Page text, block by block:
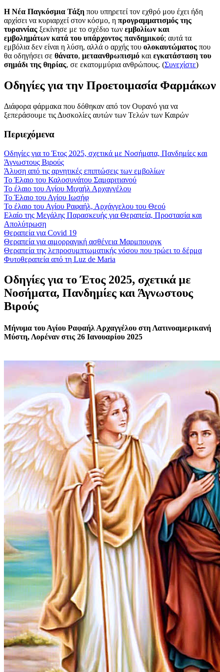
Η Νέα Παγκόσμια Τάξη που υπηρετεί τον εχθρό μου έχει ήδη
αρχίσει να κυριαρχεί στον κόσμο, η προγραμματισμός της
τυραννίας ξεκίνησε με το σχέδιο των εμβολίων και
εμβολημάτων κατά του υπάρχοντος πανδημικού; αυτά τα
εμβόλια δεν είναι η λύση, αλλά ο αρχής του ολοκαυτώματος που
θα οδηγήσει σε θάνατο, μεταανθρωπισμό και εγκατάσταση του
σημάδι της θηρίας, σε εκατομμύρια ανθρώπους. (Συνεχίστε)
Οδηγίες για την Προετοιμασία Φαρμάκων
Διάφορα φάρμακα που δόθηκαν από τον Ουρανό για να
ξεπεράσουμε τις Δυσκολίες αυτών των Τελών των Καιρών
Περιεχόμενα
Οδηγίες για το Έτος 2025, σχετικά με Νοσήματα, Πανδημίες και
Άγνωστους Βιρούς
Άλυση από τις αρνητικές επιπτώσεις των εμβολίων
Το Έλαιο του Καλοσυνάτου Σαμαριτιανού
Το έλαιο του Αγίου Μιχαήλ Αρχαγγέλου
Το Έλαιο του Αγίου Ιωσήφ
Το έλαιο του Αγίου Ραφαήλ, Αρχάγγελου του Θεού
Ελαίο της Μεγάλης Παρασκευής για Θεραπεία, Προστασία και
Απολύτρωση
Θεραπεία για Covid 19
Θεραπεία για αιμορραγική ασθένεια Μαρμπουργκ
Θεραπεία της λεπροσυμπτωματικής νόσου που τρώει το δέρμα
Φυτοθεραπεία από τη Luz de Maria
Οδηγίες για το Έτος 2025, σχετικά με
Νοσήματα, Πανδημίες και Άγνωστους
Βιρούς
Μήνυμα του Αγίου Ραφαήλ Αρχαγγέλου στη Λατινοαμερικανή
Μύστη, Λορέναν στις 26 Ιανουαρίου 2025